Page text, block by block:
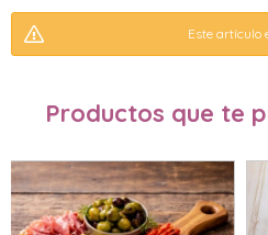
Este artículo
Productos que te